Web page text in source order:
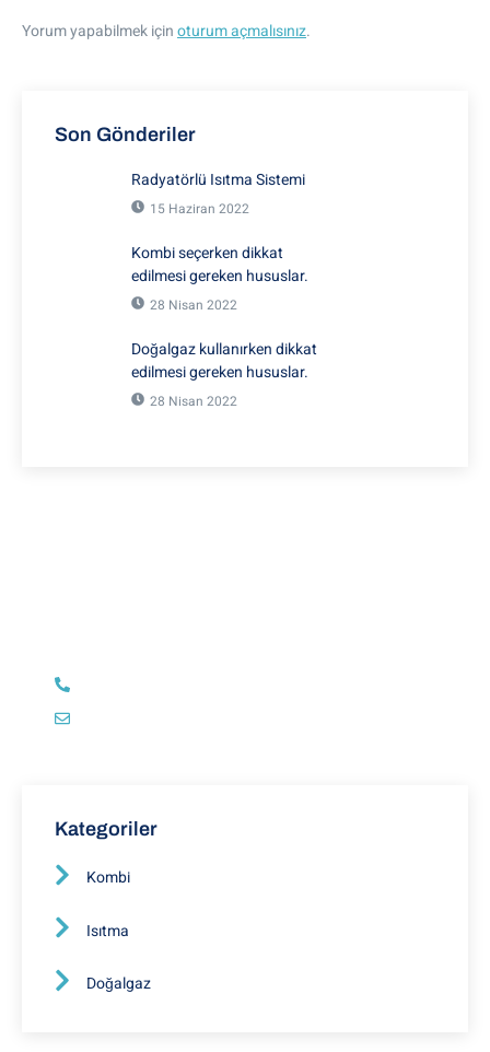
Yorum yapabilmek içinoturum açmalısınız.
Son Gönderiler
Radyatörlü Isıtma Sistemi
15 Haziran 2022
Kombi seçerken dikkat
edilmesi gereken hususlar.
28 Nisan 2022
Doğalgaz kullanırken dikkat
edilmesi gereken hususlar.
28 Nisan 2022
Kategoriler
Kombi
Isıtma
Doğalgaz